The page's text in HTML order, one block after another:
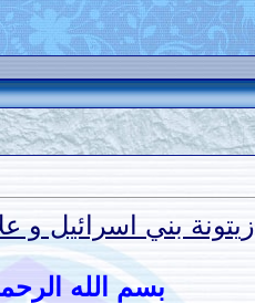
زيتونة بني اسرائيل و
بسم الله